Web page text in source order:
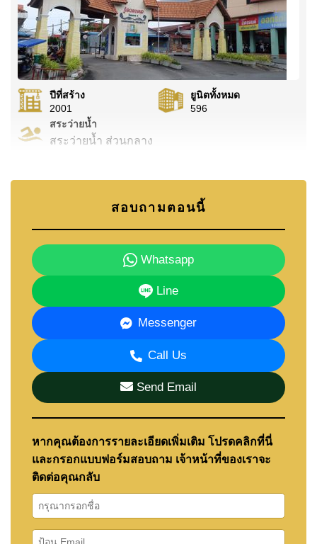
ปีที่สร้าง
2001
ยูนิตทั้งหมด
596
สระว่ายน้ำ
สระว่ายน้ำ ส่วนกลาง
สอบถามตอนนี้
Whatsapp
Line
Messenger
Call Us
Send Email
หากคุณต้องการรายละเอียดเพิ่มเติม โปรดคลิกที่นี่
และกรอกแบบฟอร์มสอบถาม เจ้าหน้าที่ของเราจะ
ติดต่อคุณกลับ